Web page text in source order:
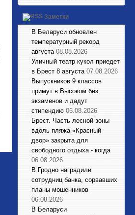
Заметки
В Беларуси обновлен
температурный рекорд
августа 08.08.2026
Уличный театр кукол приедет
в Брест 8 августа 07.08.2026
Выпускников 9 классов
примут в Высоком без
экзаменов и дадут
стипендию 06.08.2026
Брест. Часть лесной зоны
вдоль пляжа «Красный
двор» закрыта для
свободного отдыха - когда
06.08.2026
В Гродно наградили
сотрудниц банка, сорвавших
планы мошенников
06.08.2026
В Беларуси